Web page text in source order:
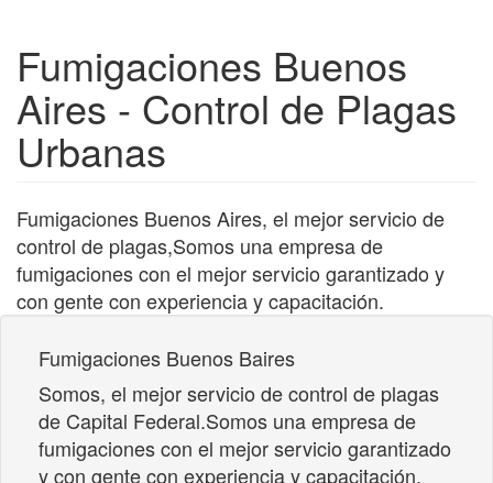
Fumigaciones Buenos
Aires - Control de Plagas
Urbanas
Fumigaciones Buenos Aires, el mejor servicio de
control de plagas,Somos una empresa de
fumigaciones con el mejor servicio garantizado y
con gente con experiencia y capacitación.
Fumigaciones Buenos Baires
Somos, el mejor servicio de control de plagas
de Capital Federal.Somos una empresa de
fumigaciones con el mejor servicio garantizado
y con gente con experiencia y capacitación.